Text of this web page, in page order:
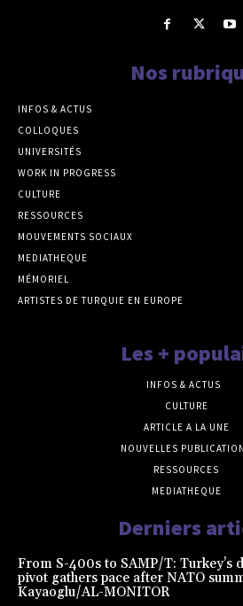
Nos
INFOS & ACTUS
COLLOQUES
UNIVERSITÉS
WORK IN PROGRESS
CULTURE
RESSOURCES
MOUVEMENTS SOCIAUX
MEDIATHEQUE
MÉMORIEL
ARTISTES DE TURQUIE EN EUROPE
Les +
INFOS & ACTUS
CULTURE
ARTICLE A LA UNE
NOUVELLES
RESSOURCES
MEDIATHEQUE
Derniers
From S-400s to SAMP/T: Turkey’s
pivot gathers pace after NATO
Kayaoglu/AL-MONITOR